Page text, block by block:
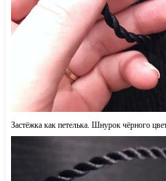
Застёжка как петелька. Шнурок чёрного